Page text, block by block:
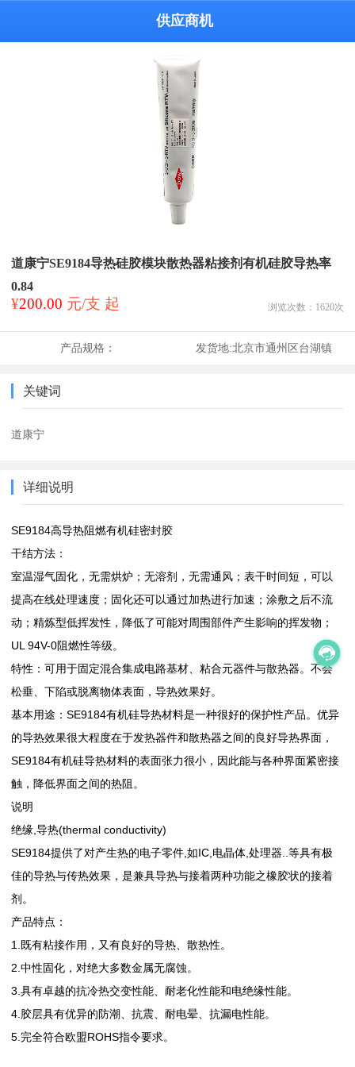
供应商机
道康宁SE9184导热硅胶模块散热器粘接剂有机硅胶导热率
0.84
¥200.00 元/支 起 浏览次数： 1620次
产品规格： 发货地:北京市通州区台湖镇
关键词
道康宁
详细说明
SE9184高导热阻燃有机硅密封胶
干结方法：
室温湿气固化，无需烘炉；无溶剂，无需通风；表干时间短，可以
提高在线处理速度；固化还可以通过加热进行加速；涂敷之后不流
动；精炼型低挥发性，降低了可能对周围部件产生影响的挥发物；
UL 94V-0阻燃性等级。
特性：可用于固定混合集成电路基材、粘合元器件与散热器。不会
松垂、下陷或脱离物体表面，导热效果好。
基本用途：SE9184有机硅导热材料是一种很好的保护性产品。优异
的导热效果很大程度在于发热器件和散热器之间的良好导热界面，
SE9184有机硅导热材料的表面张力很小，因此能与各种界面紧密接
触，降低界面之间的热阻。
说明
绝缘 ,导热(thermal conductivity)
SE9184提供了对产生热的电子零件 ,如IC, 电晶体 ,处理器 ..等具有极
佳的导热与传热效果 ，是兼具导热与接着两种功能之橡胶状的接着
剂。
产品特点：
1. 既有粘接作用，又有良好的导热、散热性。
2.中性固化，对绝大多数金属无腐蚀。
3.具有卓越的抗冷热交变性能、耐老化性能和电绝缘性能。
4. 胶层具有优异的防潮、抗震、耐电晕、抗漏电性能。
5. 完全符合欧盟ROHS指令要求。